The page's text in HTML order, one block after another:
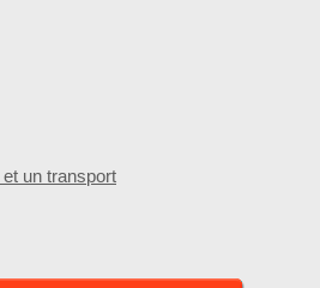
un transport